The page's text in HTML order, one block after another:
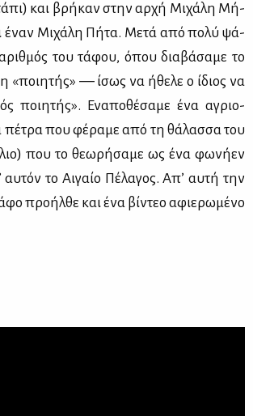
και βρή­καν στην αρ­χή Μι­χά­λη Μή­
έναν Μι­χά­λη Πή­τα. Με­τά από πο­λύ ψά­
του τά­φου, όπου δια­βά­σα­με το
«ποι­η­τής» ― ίσως να ήθε­λε ο ίδιος να
ποι­η­τής». Ενα­πο­θέ­σα­με ένα αγριο­
πέ­τρα που φέ­ρα­με από τη θά­λασ­σα του
που το θε­ω­ρή­σα­με ως ένα φω­νή­εν
αυ­τόν το Αι­γαίο Πέ­λα­γος. Απ’ αυ­τή την
προ­ήλ­θε και ένα βί­ντεο αφιε­ρω­μέ­νο